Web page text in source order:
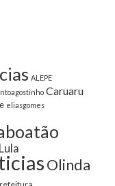
ALEPE
Caruaru
eliasgomes
Lula
Olinda